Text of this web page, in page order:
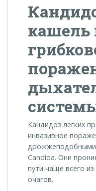
кашель
Кандидоз легких
инвазивное
дрожжеподобными
Candida. Они
пути чаще всего
очагов.